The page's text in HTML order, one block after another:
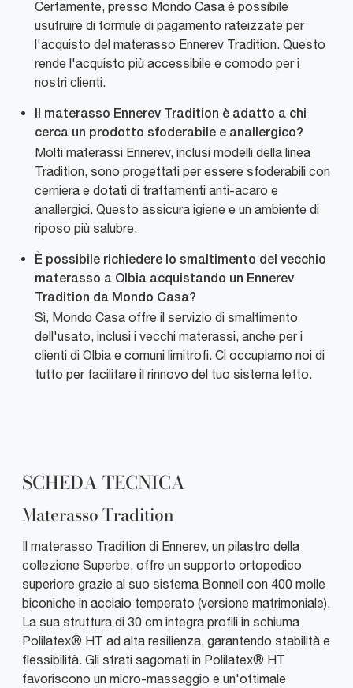
Certamente, presso Mondo Casa è possibile
usufruire di formule di pagamento rateizzate per
l'acquisto del materasso Ennerev Tradition. Questo
rende l'acquisto più accessibile e comodo per i
nostri clienti.
Il materasso Ennerev Tradition è adatto a chi
cerca un prodotto sfoderabile e anallergico?
Molti materassi Ennerev, inclusi modelli della linea
Tradition, sono progettati per essere sfoderabili con
cerniera e dotati di trattamenti anti-acaro e
anallergici. Questo assicura igiene e un ambiente di
riposo più salubre.
È possibile richiedere lo smaltimento del vecchio
materasso a Olbia acquistando un Ennerev
Tradition da Mondo Casa?
Sì, Mondo Casa offre il servizio di smaltimento
dell'usato, inclusi i vecchi materassi, anche per i
clienti di Olbia e comuni limitrofi. Ci occupiamo noi di
tutto per facilitare il rinnovo del tuo sistema letto.
SCHEDA TECNICA
Materasso Tradition
Il materasso Tradition di Ennerev, un pilastro della
collezione Superbe, offre un supporto ortopedico
superiore grazie al suo sistema Bonnell con 400 molle
biconiche in acciaio temperato (versione matrimoniale).
La sua struttura di 30 cm integra profili in schiuma
Polilatex® HT ad alta resilienza, garantendo stabilità e
flessibilità. Gli strati sagomati in Polilatex® HT
favoriscono un micro-massaggio e un'ottimale